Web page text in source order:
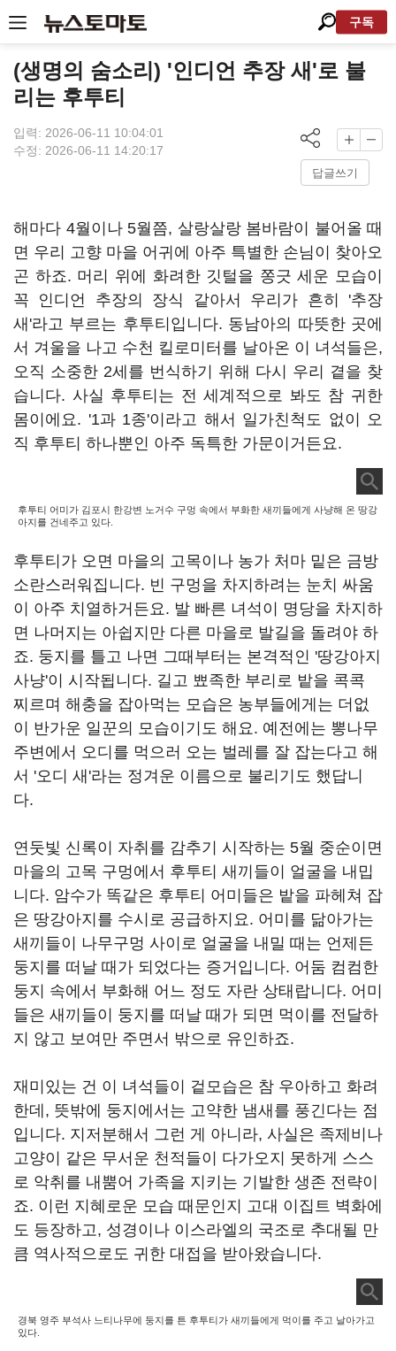
구독
(생명의 숨소리) '인디언 추장 새'로 불
리는 후투티
입력: 2026-06-11 10:04:01
수정: 2026-06-11 14:20:17
답글쓰기
해마다 4월이나 5월쯤, 살랑살랑 봄바람이 불어올 때
면 우리 고향 마을 어귀에 아주 특별한 손님이 찾아오
곤 하죠. 머리 위에 화려한 깃털을 쫑긋 세운 모습이
꼭 인디언 추장의 장식 같아서 우리가 흔히 '추장
새'라고 부르는 후투티입니다. 동남아의 따뜻한 곳에
서 겨울을 나고 수천 킬로미터를 날아온 이 녀석들은,
오직 소중한 2세를 번식하기 위해 다시 우리 곁을 찾
습니다. 사실 후투티는 전 세계적으로 봐도 참 귀한
몸이에요. '1과 1종'이라고 해서 일가친척도 없이 오
직 후투티 하나뿐인 아주 독특한 가문이거든요.
후투티 어미가 김포시 한강변 노거수 구멍 속에서 부화한 새끼들에게 사냥해 온 땅강
아지를 건네주고 있다.
후투티가 오면 마을의 고목이나 농가 처마 밑은 금방
소란스러워집니다. 빈 구멍을 차지하려는 눈치 싸움
이 아주 치열하거든요. 발 빠른 녀석이 명당을 차지하
면 나머지는 아쉽지만 다른 마을로 발길을 돌려야 하
죠. 둥지를 틀고 나면 그때부터는 본격적인 '땅강아지
사냥'이 시작됩니다. 길고 뾰족한 부리로 밭을 콕콕
찌르며 해충을 잡아먹는 모습은 농부들에게는 더없
이 반가운 일꾼의 모습이기도 해요. 예전에는 뽕나무
주변에서 오디를 먹으러 오는 벌레를 잘 잡는다고 해
서 '오디 새'라는 정겨운 이름으로 불리기도 했답니
다.
연둣빛 신록이 자취를 감추기 시작하는 5월 중순이면
마을의 고목 구멍에서 후투티 새끼들이 얼굴을 내밉
니다. 암수가 똑같은 후투티 어미들은 밭을 파헤쳐 잡
은 땅강아지를 수시로 공급하지요. 어미를 닮아가는
새끼들이 나무구멍 사이로 얼굴을 내밀 때는 언제든
둥지를 떠날 때가 되었다는 증거입니다. 어둠 컴컴한
둥지 속에서 부화해 어느 정도 자란 상태랍니다. 어미
들은 새끼들이 둥지를 떠날 때가 되면 먹이를 전달하
지 않고 보여만 주면서 밖으로 유인하죠.
재미있는 건 이 녀석들이 겉모습은 참 우아하고 화려
한데, 뜻밖에 둥지에서는 고약한 냄새를 풍긴다는 점
입니다. 지저분해서 그런 게 아니라, 사실은 족제비나
고양이 같은 무서운 천적들이 다가오지 못하게 스스
로 악취를 내뿜어 가족을 지키는 기발한 생존 전략이
죠. 이런 지혜로운 모습 때문인지 고대 이집트 벽화에
도 등장하고, 성경이나 이스라엘의 국조로 추대될 만
큼 역사적으로도 귀한 대접을 받아왔습니다.
경북 영주 부석사 느티나무에 둥지를 튼 후투티가 새끼들에게 먹이를 주고 날아가고
있다.